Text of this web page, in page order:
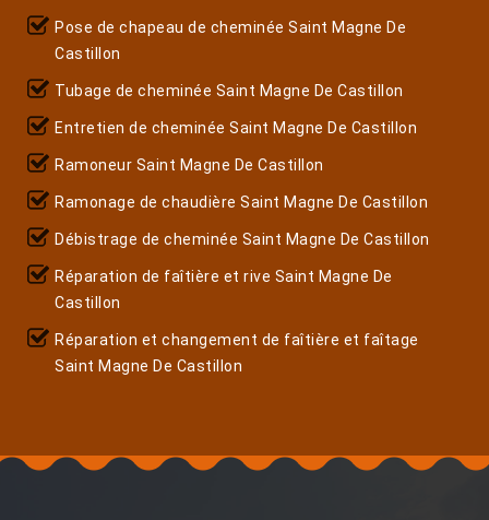
Pose de chapeau de cheminée Saint Magne De
Castillon
Tubage de cheminée Saint Magne De Castillon
Entretien de cheminée Saint Magne De Castillon
Ramoneur Saint Magne De Castillon
Ramonage de chaudière Saint Magne De Castillon
Débistrage de cheminée Saint Magne De Castillon
Réparation de faîtière et rive Saint Magne De
Castillon
Réparation et changement de faîtière et faîtage
Saint Magne De Castillon